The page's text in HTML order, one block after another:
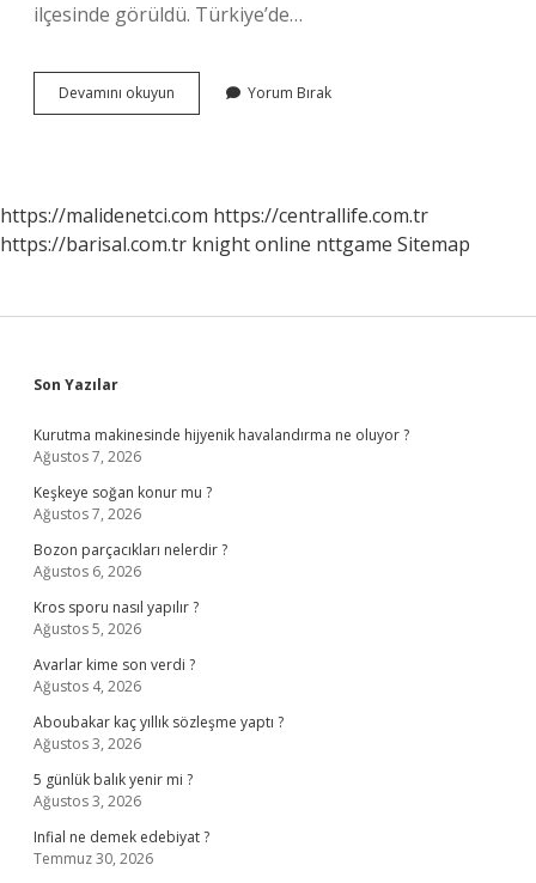
ilçesinde görüldü. Türkiye’de…
Devamını okuyun Anakonda
Türkiyede
Yorum Bırak
https://malidenetci.com https://centrallife.com.tr
https://barisal.com.tr knight online nttgame Sitemap
Sidebar
Son Yazılar
Kurutma makinesinde hijyenik havalandırma ne oluyor ?
Ağustos 7, 2026
Keşkeye soğan konur mu ?
Ağustos 7, 2026
Bozon parçacıkları nelerdir ?
Ağustos 6, 2026
Kros sporu nasıl yapılır ?
Ağustos 5, 2026
Avarlar kime son verdi ?
Ağustos 4, 2026
Aboubakar kaç yıllık sözleşme yaptı ?
Ağustos 3, 2026
5 günlük balık yenir mi ?
Ağustos 3, 2026
Infial ne demek edebiyat ?
Temmuz 30, 2026